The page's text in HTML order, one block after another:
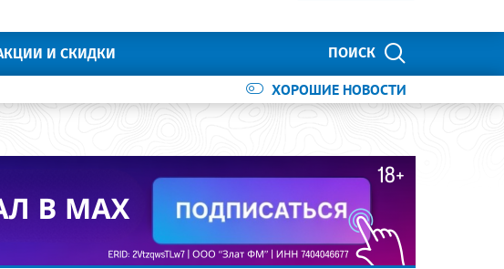
ПОИСК
И СКИДКИ
ХОРОШИЕ НОВОСТИ